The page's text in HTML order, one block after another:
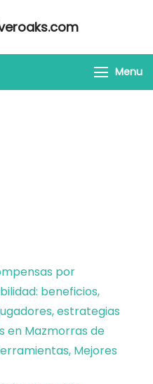
Menu
por
beneficios,
estrategias
en Mazmorras de
Mejores